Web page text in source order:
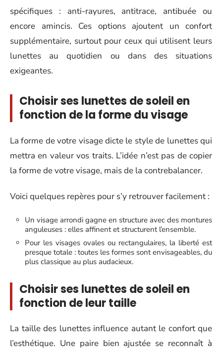
spécifiques : anti-rayures, antitrace, antibuée ou
encore amincis. Ces options ajoutent un confort
supplémentaire, surtout pour ceux qui utilisent leurs
lunettes au quotidien ou dans des situations
exigeantes.
Choisir ses lunettes de soleil en
fonction de la forme du visage
La forme de votre visage dicte le style de lunettes qui
mettra en valeur vos traits. L’idée n’est pas de copier
la forme de votre visage, mais de la contrebalancer.
Voici quelques repères pour s’y retrouver facilement :
Un visage arrondi gagne en structure avec des montures
anguleuses : elles affinent et structurent l’ensemble.
Pour les visages ovales ou rectangulaires, la liberté est
presque totale : toutes les formes sont envisageables, du
plus classique au plus audacieux.
Choisir ses lunettes de soleil en
fonction de leur taille
La taille des lunettes influence autant le confort que
l’esthétique. Une paire bien ajustée se reconnaît à